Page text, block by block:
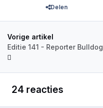
Delen
Vorige artikel
Editie 141 - Reporter Bulldog
24 reacties